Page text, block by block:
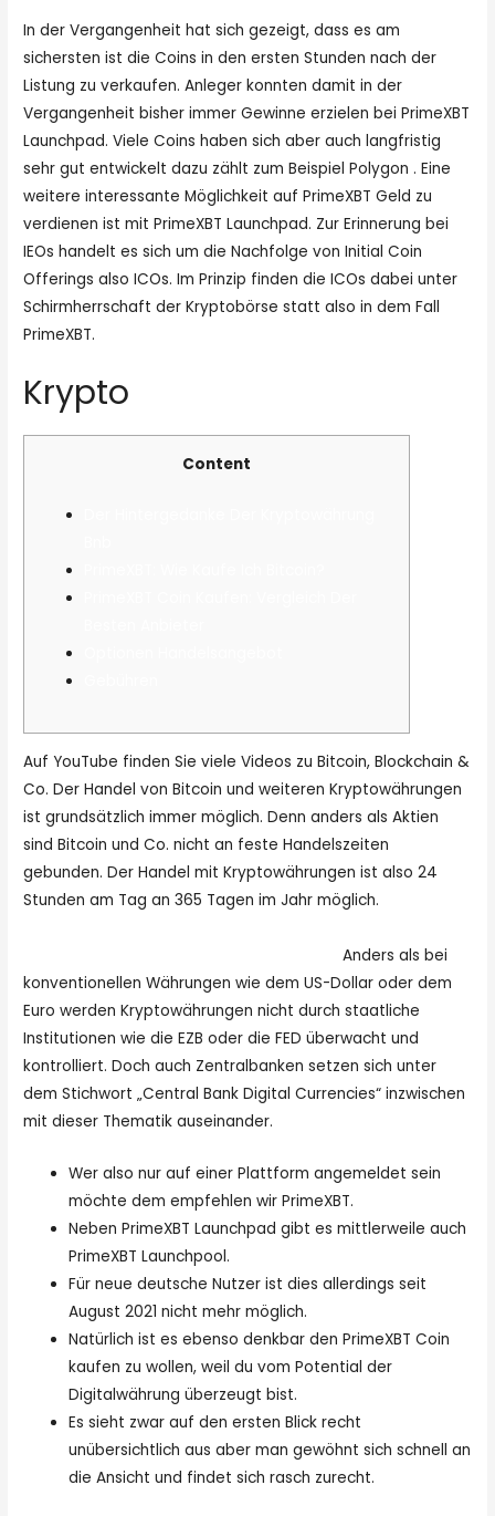
In der Vergangenheit hat sich gezeigt, dass es am
sichersten ist die Coins in den ersten Stunden nach der
Listung zu verkaufen. Anleger konnten damit in der
Vergangenheit bisher immer Gewinne erzielen bei PrimeXBT
Launchpad. Viele Coins haben sich aber auch langfristig
sehr gut entwickelt dazu zählt zum Beispiel Polygon . Eine
weitere interessante Möglichkeit auf PrimeXBT Geld zu
verdienen ist mit PrimeXBT Launchpad. Zur Erinnerung bei
IEOs handelt es sich um die Nachfolge von Initial Coin
Offerings also ICOs. Im Prinzip finden die ICOs dabei unter
Schirmherrschaft der Kryptobörse statt also in dem Fall
PrimeXBT.
Krypto
Content
Auf YouTube finden Sie viele Videos zu Bitcoin, Blockchain &
Co. Der Handel von Bitcoin und weiteren Kryptowährungen
ist grundsätzlich immer möglich. Denn anders als Aktien
sind Bitcoin und Co. nicht an feste Handelszeiten
gebunden. Der Handel mit Kryptowährungen ist also 24
Stunden am Tag an 365 Tagen im Jahr möglich.
Anders als bei
konventionellen Währungen wie dem US-Dollar oder dem
Euro werden Kryptowährungen nicht durch staatliche
Institutionen wie die EZB oder die FED überwacht und
kontrolliert. Doch auch Zentralbanken setzen sich unter
dem Stichwort „Central Bank Digital Currencies“ inzwischen
mit dieser Thematik auseinander.
Wer also nur auf einer Plattform angemeldet sein
möchte dem empfehlen wir PrimeXBT.
Neben PrimeXBT Launchpad gibt es mittlerweile auch
PrimeXBT Launchpool.
Für neue deutsche Nutzer ist dies allerdings seit
August 2021 nicht mehr möglich.
Natürlich ist es ebenso denkbar den PrimeXBT Coin
kaufen zu wollen, weil du vom Potential der
Digitalwährung überzeugt bist.
Es sieht zwar auf den ersten Blick recht
unübersichtlich aus aber man gewöhnt sich schnell an
die Ansicht und findet sich rasch zurecht.